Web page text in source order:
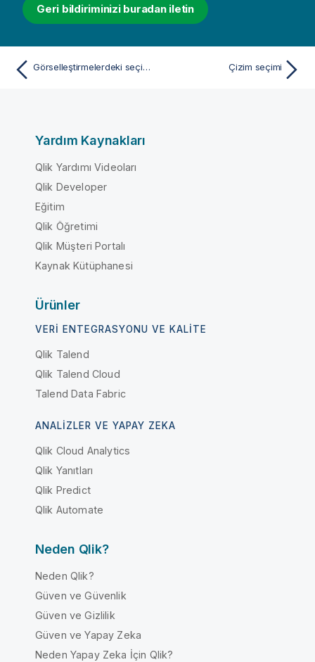
Geri bildiriminizi buradan iletin
Görselleştirmelerdeki seçim türleri Çizim seçimi
Yardım Kaynakları
Qlik Yardımı Videoları
Qlik Developer
Eğitim
Qlik Öğretimi
Qlik Müşteri Portalı
Kaynak Kütüphanesi
Ürünler
VERI ENTEGRASYONU VE KALITE
Qlik Talend
Qlik Talend Cloud
Talend Data Fabric
ANALIZLER VE YAPAY ZEKA
Qlik Cloud Analytics
Qlik Yanıtları
Qlik Predict
Qlik Automate
Neden Qlik?
Neden Qlik?
Güven ve Güvenlik
Güven ve Gizlilik
Güven ve Yapay Zeka
Neden Yapay Zeka İçin Qlik?